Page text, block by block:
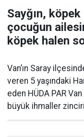
Sayğın, köpek
çocuğun
köpek halen
Van’ın Saray
veren 5 yaşındaki
eden HÜDA PAR Van
büyük ihmaller